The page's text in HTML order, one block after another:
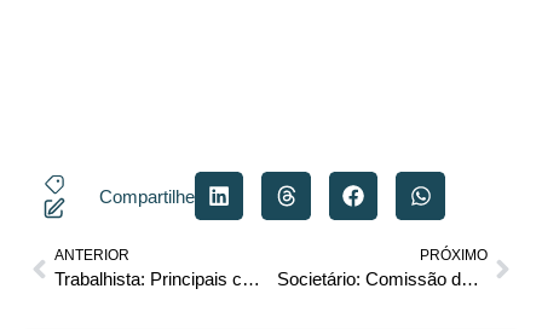
Compartilhe
ANTERIOR
Trabalhista: Principais características do aviso prévio
PRÓXIMO
Societário: Comissão de Valores Mobiliários publica Resolução CVM 175 e dá nova regulamentação para fundos de investimentos